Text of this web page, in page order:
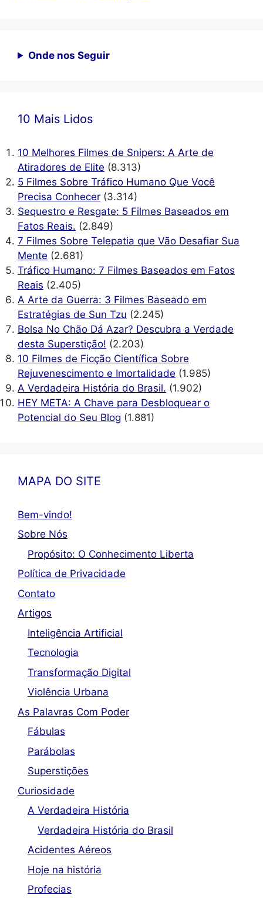
Onde nos Seguir
10 Mais Lidos
10 Melhores Filmes de Snipers: A Arte de
Atiradores de Elite (8.313)
5 Filmes Sobre Tráfico Humano Que Você
Precisa Conhecer (3.314)
Sequestro e Resgate: 5 Filmes Baseados em
Fatos Reais. (2.849)
7 Filmes Sobre Telepatia que Vão Desafiar Sua
Mente (2.681)
Tráfico Humano: 7 Filmes Baseados em Fatos
Reais (2.405)
A Arte da Guerra: 3 Filmes Baseado em
Estratégias de Sun Tzu (2.245)
Bolsa No Chão Dá Azar? Descubra a Verdade
desta Superstição! (2.203)
10 Filmes de Ficção Científica Sobre
Rejuvenescimento e Imortalidade (1.985)
A Verdadeira História do Brasil. (1.902)
HEY META: A Chave para Desbloquear o
Potencial do Seu Blog (1.881)
MAPA DO SITE
Bem-vindo!
Sobre Nós
Propósito: O Conhecimento Liberta
Política de Privacidade
Contato
Artigos
Inteligência Artificial
Tecnologia
Transformação Digital
Violência Urbana
As Palavras Com Poder
Fábulas
Parábolas
Superstições
Curiosidade
A Verdadeira História
Verdadeira História do Brasil
Acidentes Aéreos
Hoje na história
Profecias